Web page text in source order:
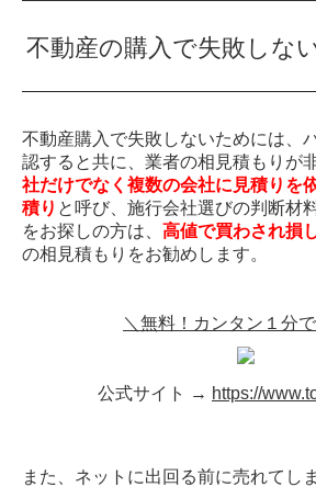
不動産の購入で失敗しな
不動産購入で失敗しないためには、
認すると共に、業者の相見積もりが
社だけでなく複数の会社に見積りを
積り と呼び、施行会社選びの判断材
をお探しの方は、 高値で買わされ損
の相見積もりをお勧めします。
＼無料！カンタン１分
公式サイト → https://
また、ネットに出回る前に売れてし